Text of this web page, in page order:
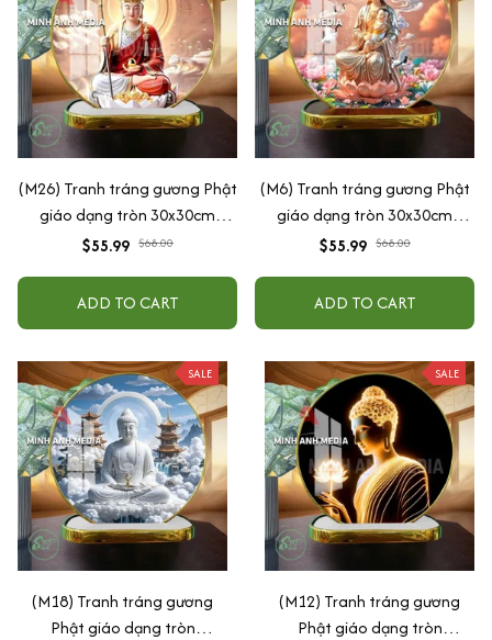
(M26) Tranh tráng gương Phật
giáo dạng tròn 30x30cm
(Tặng đế để bàn)
$55.99 $68.00
ADD TO CART
(M6) Tranh tráng gương Phật
giáo dạng tròn 30x30cm
(Tặng đế để bàn)
$55.99 $68.00
ADD TO CART
SALE
(M18) Tranh tráng gương
Phật giáo dạng tròn
SALE
(M12) Tranh tráng gương
Phật giáo dạng tròn